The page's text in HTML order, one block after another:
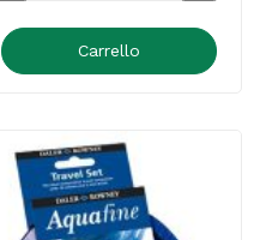
-
Daler
Rowney
Carrello